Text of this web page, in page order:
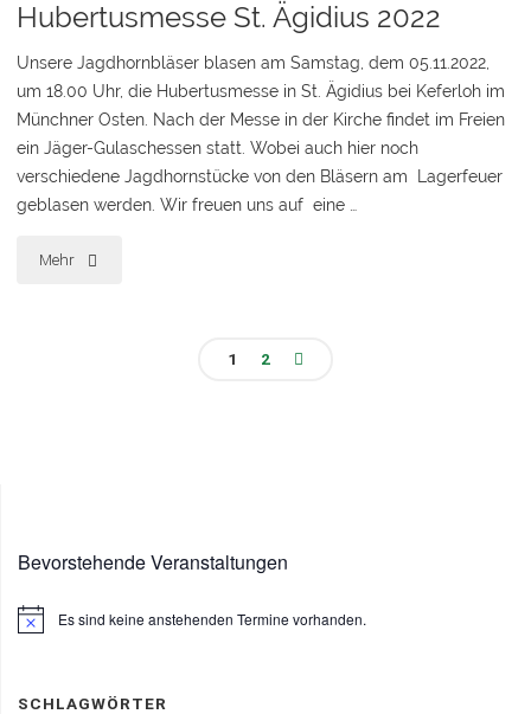
Hubertusmesse St. Ägidius 2022
Unsere Jagdhornbläser blasen am Samstag, dem 05.11.2022,
um 18.00 Uhr, die Hubertusmesse in St. Ägidius bei Keferloh im
Münchner Osten. Nach der Messe in der Kirche findet im Freien
ein Jäger-Gulaschessen statt. Wobei auch hier noch
verschiedene Jagdhornstücke von den Bläsern am Lagerfeuer
geblasen werden. Wir freuen uns auf eine …
Mehr "Hubertusmesse
1 2
Bevorstehende Veranstaltungen
HinweisEs sind keine anstehenden Termine vorhanden.
SCHLAGWÖRTER